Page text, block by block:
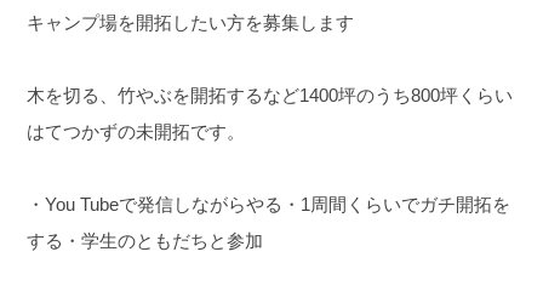
キャンプ場を開拓したい方を募集します
木を切る、竹やぶを開拓するなど1400坪のうち800坪くらい
はてつかずの未開拓です。
・You Tubeで発信しながらやる ・1周間くらいでガチ開拓を
する ・学生のともだちと参加